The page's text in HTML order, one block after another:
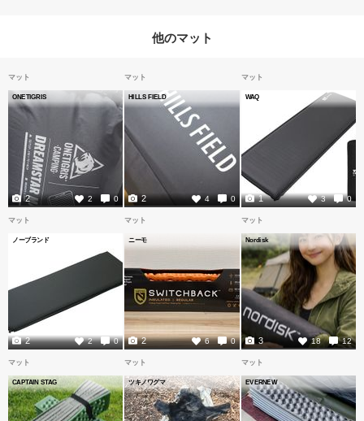
他のマット
マット
ONETIGRIS
2 0
2
マット
HILLS FIELD
4 0
2
マット
WAQ
3 0
1
マット
ノーブランド
2 0
2
マット
ニーモ
6 0
2
マット
Nordisk
18 12
3
マット
CAPTAIN STAG
マット
ツキノワグマ
マット
EVERNEW